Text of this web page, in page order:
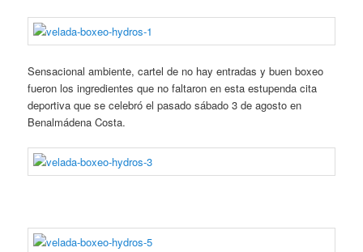
Sensacional ambiente, cartel de no hay entradas y buen boxeo
fueron los ingredientes que no faltaron en esta estupenda cita
deportiva que se celebró el pasado sábado 3 de agosto en
Benalmádena Costa.